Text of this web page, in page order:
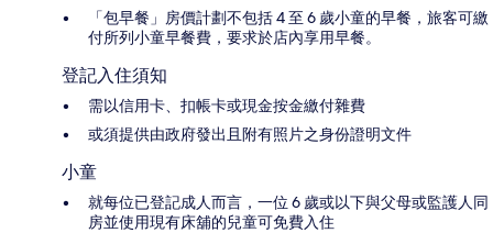
「包早餐」房價計劃不包括 4 至 6 歲小童的早餐，旅客可繳
付所列小童早餐費，要求於店內享用早餐。
登記入住須知
需以信用卡、扣帳卡或現金按金繳付雜費
或須提供由政府發出且附有照片之身份證明文件
小童
就每位已登記成人而言，一位 6 歲或以下與父母或監護人同
房並使用現有床舖的兒童可免費入住